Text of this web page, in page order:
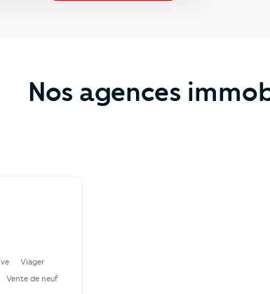
Nos agences
Viager
Vente de neuf